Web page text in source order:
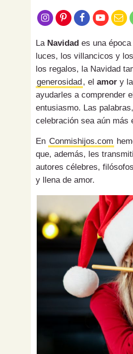
La Navidad es una
luces, los villancicos y
los regalos, la Navidad
generosidad , el amor y la
ayudarles a comprender
entusiasmo. Las
celebración sea aún más
En Conmishijos.com
que, además, les
autores célebres,
y llena de amor.